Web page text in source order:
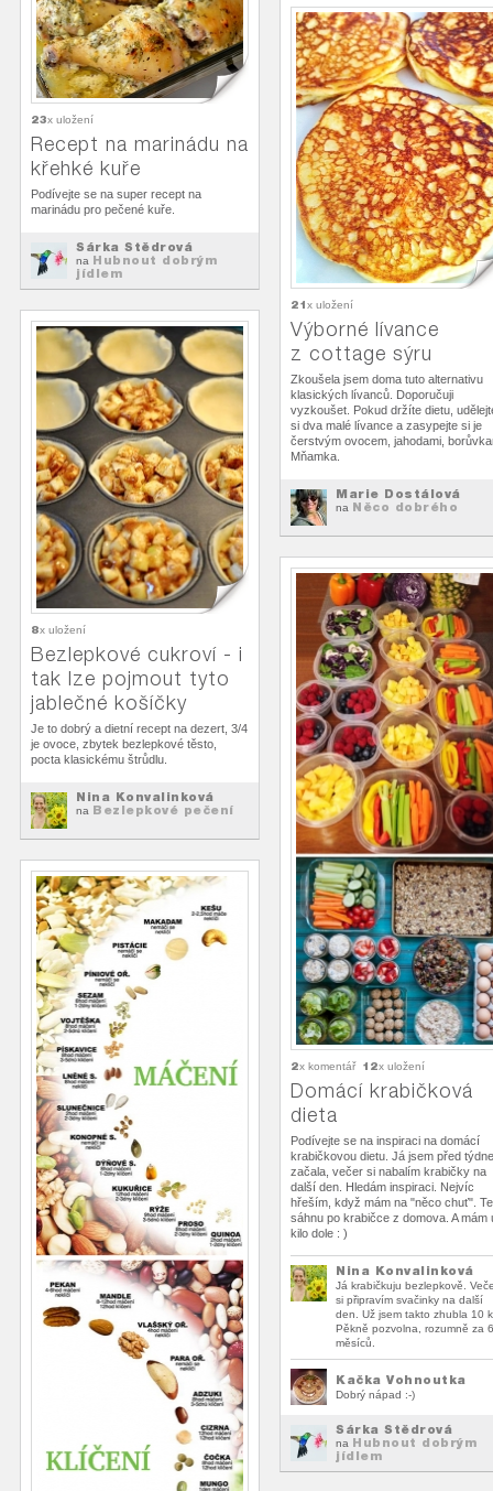
23x uložení
Recept na marinádu na
křehké kuře
Podívejte se na super recept na
marinádu pro pečené kuře.
Šárka Štědrová
na Hubnout dobrým
jídlem
21x uložení
Výborné lívance
z cottage sýru
Zkoušela jsem doma tuto alternativu
klasických lívanců. Doporučuji
vyzkoušet. Pokud držíte dietu,
si dva malé lívance a zasypejte si je
čerstvým ovocem, jahodami,
Mňamka.
Marie Dostálová
na Něco dobrého
8x uložení
Bezlepkové cukroví - i
tak lze pojmout tyto
jablečné košíčky
Je to dobrý a dietní recept na dezert, 3/4
je ovoce, zbytek bezlepkové těsto,
pocta klasickému štrůdlu.
Nina Konvalinková
na Bezlepkové pečení
2x komentář 12x uložení
Domácí krabičková
dieta
Podívejte se na inspiraci na domácí
krabičkovou dietu. Já jsem před
začala, večer si nabalím krabičky na
další den. Hledám inspiraci. Nejvíc
hřeším, když mám na "něco chuť".
sáhnu po krabičce z domova. A mám
kilo dole : )
Nina Konvalinková
Já krabičkuju bezlepkově.
si připravím svačinky na další
den. Už jsem takto zhubla 10
Pěkně pozvolna, rozumně za 6
měsíců.
Kačka Vohnoutka
Dobrý nápad :-)
Šárka Štědrová
na Hubnout dobrým
jídlem